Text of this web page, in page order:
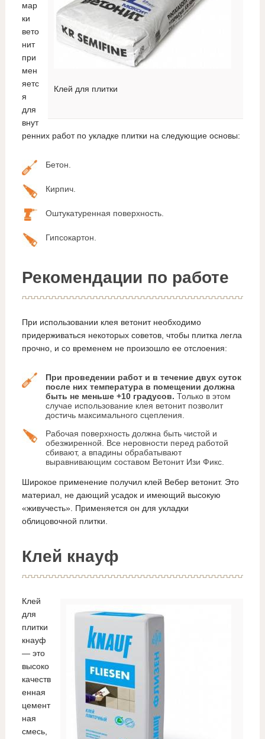
Клей для плитки
мар
ки
вето
нит
при
мен
яетс
я
для
внут
ренних работ по укладке плитки на следующие основы:
Бетон.
Кирпич.
Оштукатуренная поверхность.
Гипсокартон.
Рекомендации по работе
При использовании клея ветонит необходимо
придерживаться некоторых советов, чтобы плитка легла
прочно, и со временем не произошло ее отслоения:
При проведении работ и в течение двух суток
после них температура в помещении должна
быть не меньше +10 градусов. Только в этом
случае использование клея ветонит позволит
достичь максимального сцепления.
Рабочая поверхность должна быть чистой и
обезжиренной. Все неровности перед работой
сбивают, а впадины обрабатывают
выравнивающим составом Ветонит Изи Фикс.
Широкое применение получил клей Вебер ветонит. Это
материал, не дающий усадок и имеющий высокую
«живучесть». Применяется он для укладки
облицовочной плитки.
Клей кнауф
Клей
для
плитки
кнауф
— это
высоко
качеств
енная
цемент
ная
смесь,